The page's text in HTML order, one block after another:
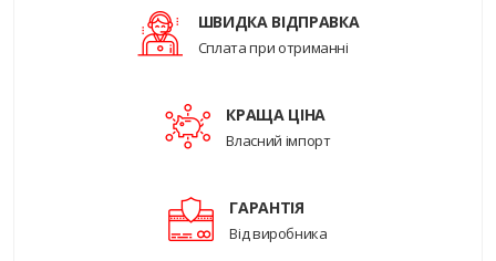
ШВИДКА ВІДПРАВКА
Сплата при отриманні
КРАЩА ЦІНА
Власний імпорт
ГАРАНТІЯ
Від виробника